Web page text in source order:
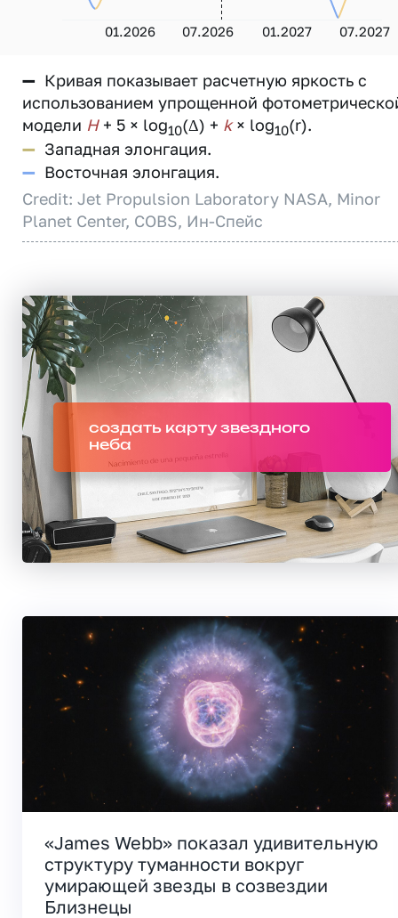
01.2026 07.2026 01.2027 07.2027
— Кривая показывает расчетную яркость с
использованием упрощенной
модели H+ 5 × log10(Δ) + k× log10(r).
— Западная элонгация.
— Восточная элонгация.
Credit: Jet Propulsion Laboratory NASA, Minor
Planet Center, COBS, Ин-Спейс
создать карту звездного
неба
«James Webb» показал удивительную
структуру туманности вокруг
умирающей звезды в созвездии
Близнецы